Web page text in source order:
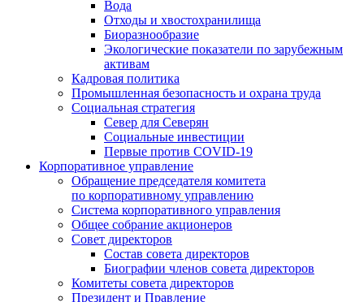
Вода
Отходы и хвостохранилища
Биоразнообразие
Экологические показатели по зарубежным
активам
Кадровая политика
Промышленная безопасность и охрана труда
Социальная стратегия
Север для Северян
Социальные инвестиции
Первые против COVID‑19
Корпоративное управление
Обращение председателя комитета
по корпоративному управлению
Система корпоративного управления
Общее собрание акционеров
Совет директоров
Состав совета директоров
Биографии членов совета директоров
Комитеты совета директоров
Президент и Правление